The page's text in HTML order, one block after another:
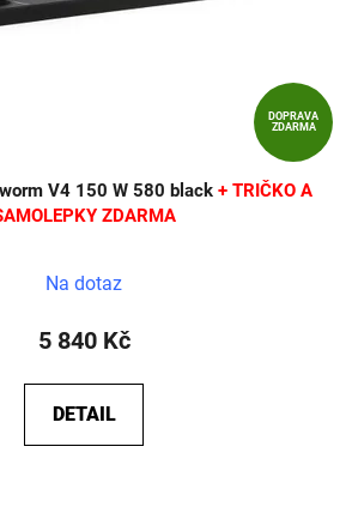
DOPRAVA
ZDARMA
V4 150 W 580 black + TRIČKO A
ZDARMA
Na dotaz
5 840 Kč
DETAIL